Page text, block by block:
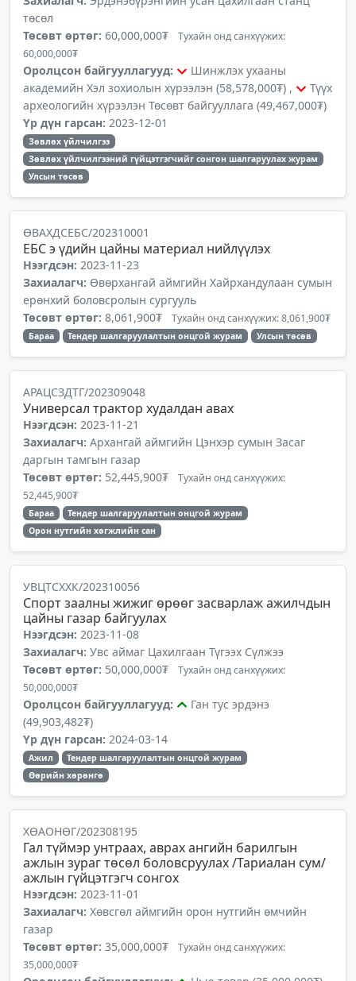
төсөл
Төсөвт өртөг: 60,000,000₮ Тухайн онд санхүүжих:
60,000,000₮
Оролцсон байгууллагууд:
Шинжлэх ухааны
академийн Хэл зохиолын хүрээлэн (58,578,000₮) ,
Түүх
археологийн хүрээлэн Төсөвт байгууллага (49,467,000₮)
Үр дүн гарсан: 2023-12-01
Зөвлөх үйлчилгээ
Зөвлөх үйлчилгээний гүйцэтгэгчийг сонгон шалгаруулах журам
Улсын төсөв
ӨВАХДСЕБС/202310001
ЕБС э үдийн цайны материал нийлүүлэх
Нээгдсэн: 2023-11-23
Захиалагч: Өвөрхангай аймгийн Хайрхандулаан сумын
ерөнхий боловсролын сургууль
Төсөвт өртөг: 8,061,900₮ Тухайн онд санхүүжих: 8,061,900₮
Бараа Тендер шалгаруулалтын онцгой журам Улсын төсөв
АРАЦСЗДТГ/202309048
Универсал трактор худалдан авах
Нээгдсэн: 2023-11-21
Захиалагч: Архангай аймгийн Цэнхэр сумын Засаг
даргын тамгын газар
Төсөвт өртөг: 52,445,900₮ Тухайн онд санхүүжих:
52,445,900₮
Бараа
Тендер шалгаруулалтын онцгой журам
Орон нутгийн хөгжлийн сан
УВЦТСХХК/202310056
Спорт заалны жижиг өрөөг засварлаж ажилчдын
цайны газар байгуулах
Нээгдсэн: 2023-11-08
Захиалагч: Увс аймаг Цахилгаан Түгээх Сүлжээ
Төсөвт өртөг: 50,000,000₮ Тухайн онд санхүүжих:
50,000,000₮
Оролцсон байгууллагууд:
Ган тус эрдэнэ
(49,903,482₮)
Үр дүн гарсан: 2024-03-14
Ажил
Тендер шалгаруулалтын онцгой журам
Өөрийн хөрөнгө
ХӨАОНӨГ/202308195
Гал түймэр унтраах, аврах ангийн барилгын
ажлын зураг төсөл боловсруулах /Тариалан сум/
ажлын гүйцэтгэгч сонгох
Нээгдсэн: 2023-11-01
Захиалагч: Хөвсгөл аймгийн орон нутгийн өмчийн
газар
Төсөвт өртөг: 35,000,000₮ Тухайн онд санхүүжих:
35,000,000₮